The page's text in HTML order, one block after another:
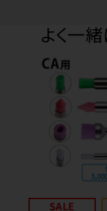
よく一
SALE